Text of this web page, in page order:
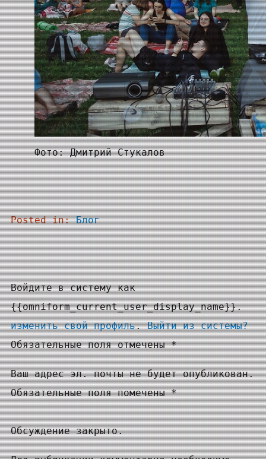
Фото: Дмитрий Стукалов
Posted in:Блог
Войдите в систему как
{{omniform_current_user_display_name}}.
изменить свой профиль.Выйти из системы?
Обязательные поля отмечены *
Ваш адрес эл. почты не будет опубликован.
Обязательные поля помечены *
Обсуждение закрыто.